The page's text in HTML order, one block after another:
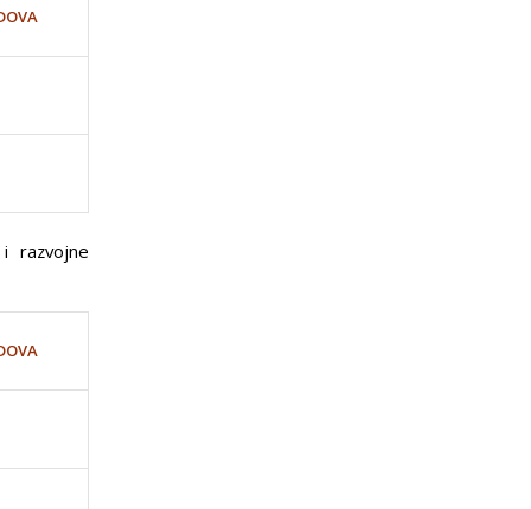
razvojne